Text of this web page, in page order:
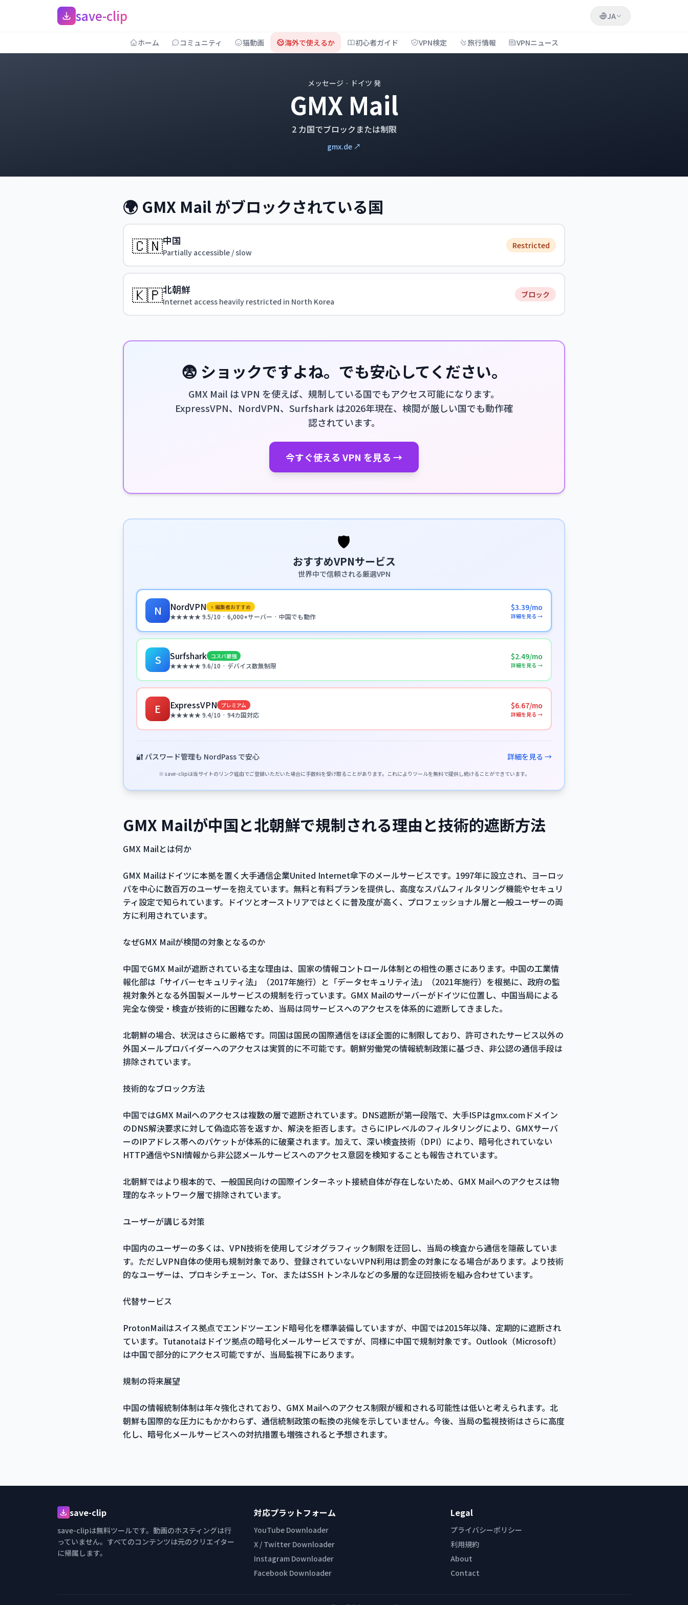
save-clip JA
ホーム コミュニティ 猫動画 海外で使えるか 初心者ガイド VPN検定 旅行情報 VPNニュース
メッセージ · ドイツ 発
GMX Mail
2 カ国でブロックまたは制限
gmx.de ↗
🌍 GMX Mail がブロックされている国
🇨🇳中国
Partially accessible / slow
Restricted
🇰🇵北朝鮮
Internet access heavily restricted in North Korea
ブロック
😨 ショックですよね。でも安心してください。
GMX Mail は VPN を使えば、規制している国でもアクセス可能になります。
ExpressVPN、NordVPN、Surfshark は2026年現在、検閲が厳しい国でも動作確
認されています。
今すぐ使える VPN を見る →
🛡️
おすすめVPNサービス
世界中で信頼される厳選VPN
N NordVPN ⭐ 編集者おすすめ
★★★★★ 9.5/10 · 6,000+サーバー · 中国でも動作
$3.39/mo
詳細を見る →
S Surfshark コスパ最強
★★★★★ 9.6/10 · デバイス数無制限
$2.49/mo
詳細を見る →
E ExpressVPN プレミアム
★★★★★ 9.4/10 · 94カ国対応
$6.67/mo
詳細を見る →
🔐 パスワード管理も NordPass で安心 詳細を見る →
※ save-clipは当サイトのリンク経由でご登録いただいた場合に手数料を受け取ることがあります。これによりツールを無料で提供し続けることができています。
GMX Mailが中国と北朝鮮で規制される理由と技術的遮断方法
GMX Mailとは何か
GMX Mailはドイツに本拠を置く大手通信企業United Internet傘下のメールサービスです。1997年に設立され、ヨーロッ
パを中心に数百万のユーザーを抱えています。無料と有料プランを提供し、高度なスパムフィルタリング機能やセキュリ
ティ設定で知られています。ドイツとオーストリアではとくに普及度が高く、プロフェッショナル層と一般ユーザーの両
方に利用されています。
なぜGMX Mailが検閲の対象となるのか
中国でGMX Mailが遮断されている主な理由は、国家の情報コントロール体制との相性の悪さにあります。中国の工業情
報化部は「サイバーセキュリティ法」（2017年施行）と「データセキュリティ法」（2021年施行）を根拠に、政府の監
視対象外となる外国製メールサービスの規制を行っています。GMX Mailのサーバーがドイツに位置し、中国当局による
完全な傍受・検査が技術的に困難なため、当局は同サービスへのアクセスを体系的に遮断してきました。
北朝鮮の場合、状況はさらに厳格です。同国は国民の国際通信をほぼ全面的に制限しており、許可されたサービス以外の
外国メールプロバイダーへのアクセスは実質的に不可能です。朝鮮労働党の情報統制政策に基づき、非公認の通信手段は
排除されています。
技術的なブロック方法
中国ではGMX Mailへのアクセスは複数の層で遮断されています。DNS遮断が第一段階で、大手ISPはgmx.comドメイン
のDNS解決要求に対して偽造応答を返すか、解決を拒否します。さらにIPレベルのフィルタリングにより、GMXサーバ
ーのIPアドレス帯へのパケットが体系的に破棄されます。加えて、深い検査技術（DPI）により、暗号化されていない
HTTP通信やSNI情報から非公認メールサービスへのアクセス意図を検知することも報告されています。
北朝鮮ではより根本的で、一般国民向けの国際インターネット接続自体が存在しないため、GMX Mailへのアクセスは物
理的なネットワーク層で排除されています。
ユーザーが講じる対策
中国内のユーザーの多くは、VPN技術を使用してジオグラフィック制限を迂回し、当局の検査から通信を隠蔽していま
す。ただしVPN自体の使用も規制対象であり、登録されていないVPN利用は罰金の対象になる場合があります。より技術
的なユーザーは、プロキシチェーン、Tor、またはSSH トンネルなどの多層的な迂回技術を組み合わせています。
代替サービス
ProtonMailはスイス拠点でエンドツーエンド暗号化を標準装備していますが、中国では2015年以降、定期的に遮断され
ています。Tutanotaはドイツ拠点の暗号化メールサービスですが、同様に中国で規制対象です。Outlook（Microsoft）
は中国で部分的にアクセス可能ですが、当局監視下にあります。
規制の将来展望
中国の情報統制体制は年々強化されており、GMX Mailへのアクセス制限が緩和される可能性は低いと考えられます。北
朝鮮も国際的な圧力にもかかわらず、通信統制政策の転換の兆候を示していません。今後、当局の監視技術はさらに高度
化し、暗号化メールサービスへの対抗措置も増強されると予想されます。
save-clip
save-clipは無料ツールです。動画のホスティングは行
っていません。すべてのコンテンツは元のクリエイター
に帰属します。
対応プラットフォーム
YouTube Downloader
X / Twitter Downloader
Instagram Downloader
Facebook Downloader
Legal
プライバシーポリシー
利用規約
About
Contact